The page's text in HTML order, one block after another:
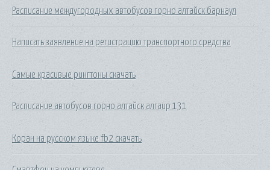
Расписание междугородных автобусов горно алтайск барнаул
Написать заявление на регистрацию транспортного средства
Самые красивые рингтоны скачать
Расписание автобусов горно алтайск алгаир 131
Коран на русском языке fb2 скачать